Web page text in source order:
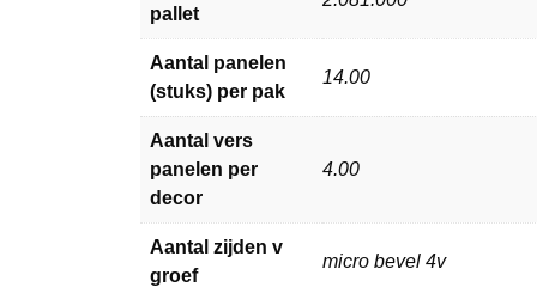
pallet
Aantal panelen
(stuks) per pak
14.00
Aantal vers
panelen per
decor
4.00
Aantal zijden v
groef
micro bevel 4v